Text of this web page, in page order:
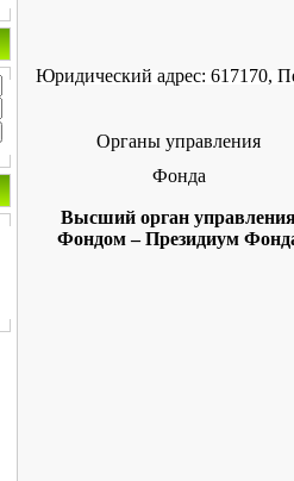
Юридический адрес: 617170,
Органы управления
Фонда
Высший орган
Фондом – Президиум